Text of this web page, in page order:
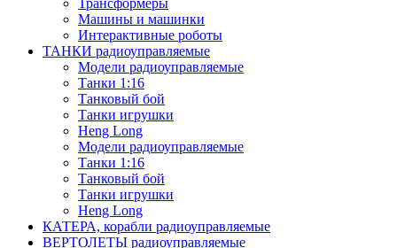
Машины и машинки
Интерактивные роботы
ТАНКИ радиоуправляемые
Модели радиоуправляемые
Танки 1:16
Танковый бой
Танки игрушки
Heng Long
Модели радиоуправляемые
Танки 1:16
Танковый бой
Танки игрушки
Heng Long
КАТЕРА, корабли радиоуправляемые
ВЕРТОЛЕТЫ радиоуправляемые